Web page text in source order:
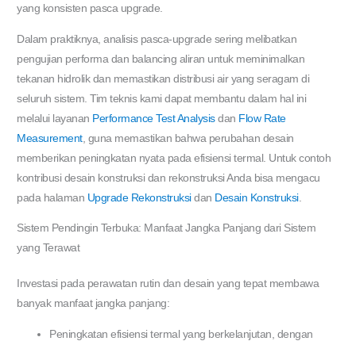
yang konsisten pasca upgrade.
Dalam praktiknya, analisis pasca-upgrade sering melibatkan
pengujian performa dan balancing aliran untuk meminimalkan
tekanan hidrolik dan memastikan distribusi air yang seragam di
seluruh sistem. Tim teknis kami dapat membantu dalam hal ini
melalui layanan Performance Test Analysisdan Flow Rate
Measurement, guna memastikan bahwa perubahan desain
memberikan peningkatan nyata pada efisiensi termal. Untuk contoh
kontribusi desain konstruksi dan rekonstruksi Anda bisa mengacu
pada halaman Upgrade Rekonstruksidan Desain Konstruksi.
Sistem Pendingin Terbuka: Manfaat Jangka Panjang dari Sistem
yang Terawat
Investasi pada perawatan rutin dan desain yang tepat membawa
banyak manfaat jangka panjang:
Peningkatan efisiensi termal yang berkelanjutan, dengan